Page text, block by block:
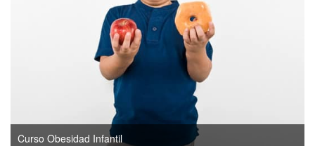
Curso Obesidad Infantil